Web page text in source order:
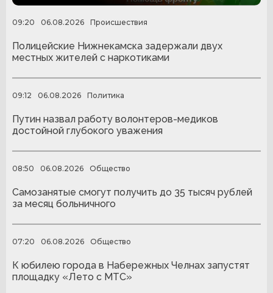
09:20 06.08.2026 Происшествия
Полицейские Нижнекамска задержали двух
местных жителей с наркотиками
09:12 06.08.2026 Политика
Путин назвал работу волонтеров-медиков
достойной глубокого уважения
08:50 06.08.2026 Общество
Самозанятые смогут получить до 35 тысяч рублей
за месяц больничного
07:20 06.08.2026 Общество
К юбилею города в Набережных Челнах запустят
площадку «Лето с МТС»